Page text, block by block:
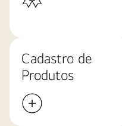
Cadastro de
Produtos